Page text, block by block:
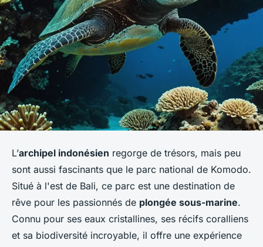
L’archipel indonésien regorge de trésors, mais peu
sont aussi fascinants que le parc national de Komodo.
Situé à l'est de Bali, ce parc est une destination de
rêve pour les passionnés de plongée sous-marine.
Connu pour ses eaux cristallines, ses récifs coralliens
et sa biodiversité incroyable, il offre une expérience